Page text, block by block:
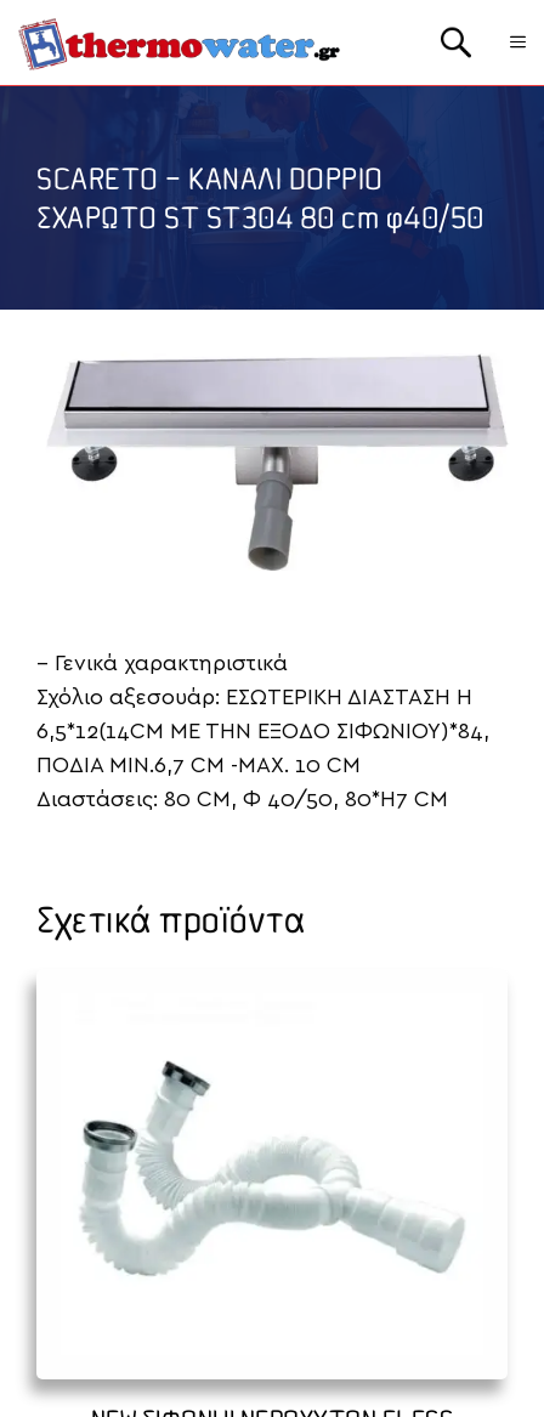
Μετάβαση
σε
περιεχόμενο
SCARETO – ΚΑΝΑΛΙ DOPPIO
ΣΧΑΡΩΤΟ ST ST304 80 cm φ40/50
– Γενικά χαρακτηριστικά
Σχόλιο αξεσουάρ: EΣΩΤΕΡΙΚΗ ΔΙΑΣΤΑΣΗ Η
6,5*12(14CM ΜΕ ΤΗΝ ΕΞΟΔΟ ΣΙΦΩΝΙΟΥ)*84,
ΠΟΔΙΑ MIN.6,7 CM -MAX. 10 CM
Διαστάσεις: 80 CM, Φ 40/50, 80*H7 CM
Σχετικά προϊόντα